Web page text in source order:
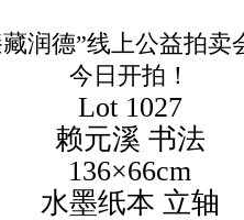
Lot 1027
赖元溪 书法
136×66cm
水墨纸本 立轴